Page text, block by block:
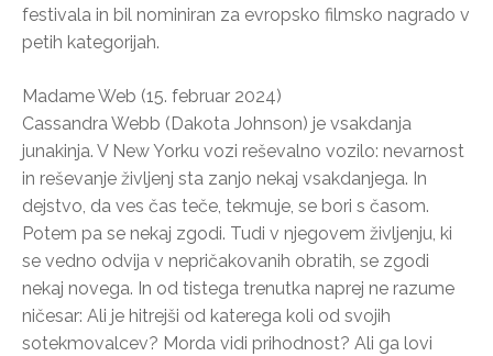
festivala in bil nominiran za evropsko filmsko nagrado v
petih kategorijah.
Madame Web (15. februar 2024)
Cassandra Webb (Dakota Johnson) je vsakdanja
junakinja. V New Yorku vozi reševalno vozilo: nevarnost
in reševanje življenj sta zanjo nekaj vsakdanjega. In
dejstvo, da ves čas teče, tekmuje, se bori s časom.
Potem pa se nekaj zgodi. Tudi v njegovem življenju, ki
se vedno odvija v nepričakovanih obratih, se zgodi
nekaj novega. In od tistega trenutka naprej ne razume
ničesar: Ali je hitrejši od katerega koli od svojih
sotekmovalcev? Morda vidi prihodnost? Ali ga lovi